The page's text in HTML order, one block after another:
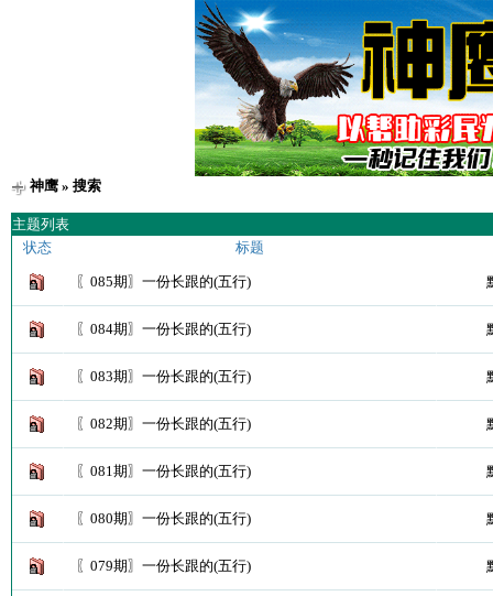
神鹰» 搜索
主题列表
状态
标题
〖085期〗一份长跟的(五行)
〖084期〗一份长跟的(五行)
〖083期〗一份长跟的(五行)
〖082期〗一份长跟的(五行)
〖081期〗一份长跟的(五行)
〖080期〗一份长跟的(五行)
〖079期〗一份长跟的(五行)